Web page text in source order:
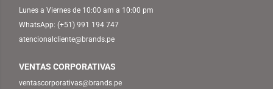
Lunes a Viernes de 10:00 am a 10:00 pm
WhatsApp: (+51) 991 194 747
atencionalcliente@brands.pe
VENTAS CORPORATIVAS
ventascorporativas@brands.pe